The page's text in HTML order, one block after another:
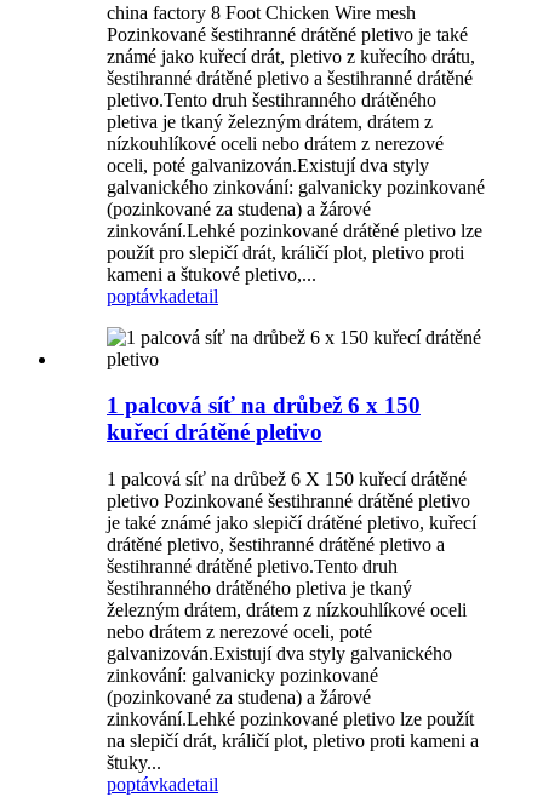
china factory 8 Foot Chicken Wire mesh
Pozinkované šestihranné drátěné pletivo je také
známé jako kuřecí drát, pletivo z kuřecího drátu,
šestihranné drátěné pletivo a šestihranné drátěné
pletivo.Tento druh šestihranného drátěného
pletiva je tkaný železným drátem, drátem z
nízkouhlíkové oceli nebo drátem z nerezové
oceli, poté galvanizován.Existují dva styly
galvanického zinkování: galvanicky pozinkované
(pozinkované za studena) a žárové
zinkování.Lehké pozinkované drátěné pletivo lze
použít pro slepičí drát, králičí plot, pletivo proti
kameni a štukové pletivo,...
poptávkadetail
1 palcová síť na drůbež 6 x 150
kuřecí drátěné pletivo
1 palcová síť na drůbež 6 X 150 kuřecí drátěné
pletivo Pozinkované šestihranné drátěné pletivo
je také známé jako slepičí drátěné pletivo, kuřecí
drátěné pletivo, šestihranné drátěné pletivo a
šestihranné drátěné pletivo.Tento druh
šestihranného drátěného pletiva je tkaný
železným drátem, drátem z nízkouhlíkové oceli
nebo drátem z nerezové oceli, poté
galvanizován.Existují dva styly galvanického
zinkování: galvanicky pozinkované
(pozinkované za studena) a žárové
zinkování.Lehké pozinkované pletivo lze použít
na slepičí drát, králičí plot, pletivo proti kameni a
štuky...
poptávkadetail